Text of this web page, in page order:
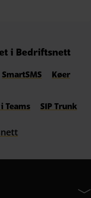
i Bedriftsnett
SmartSMS
Køer
Teams SIP Trunk